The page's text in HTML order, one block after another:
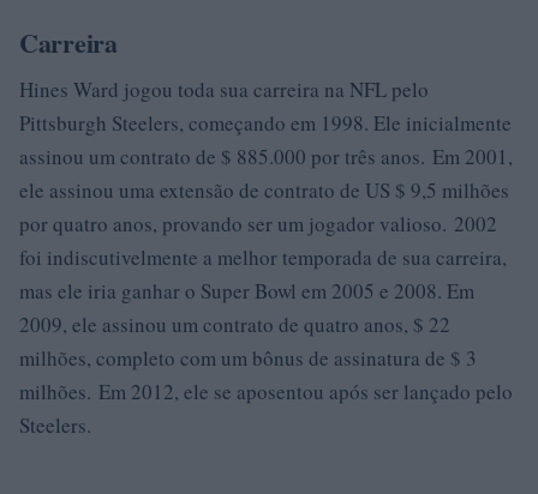
Carreira
Hines Ward jogou toda sua carreira na NFL pelo
Pittsburgh Steelers, começando em 1998. Ele inicialmente
assinou um contrato de $ 885.000 por três anos. Em 2001,
ele assinou uma extensão de contrato de US $ 9,5 milhões
por quatro anos, provando ser um jogador valioso. 2002
foi indiscutivelmente a melhor temporada de sua carreira,
mas ele iria ganhar o Super Bowl em 2005 e 2008. Em
2009, ele assinou um contrato de quatro anos, $ 22
milhões, completo com um bônus de assinatura de $ 3
milhões. Em 2012, ele se aposentou após ser lançado pelo
Steelers.